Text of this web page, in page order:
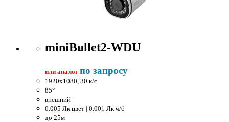
miniBullet2-WDU
или аналог по запросу
1920x1080, 30 к/c
85°
внешний
0.005 Лк цвет | 0.001 Лк ч/б
до 25м